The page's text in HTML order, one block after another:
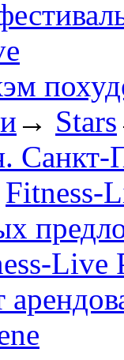
→ Stars
Санкт-
Fitness-
Live